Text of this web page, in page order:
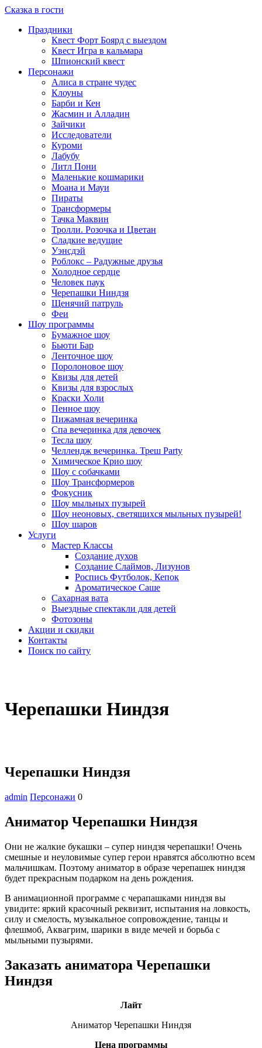
Сказка в гости
Праздники
Квест Форт Боярд с выездом
Квест Игра в кальмара
Шпионский квест
Персонажи
Алиса в стране чудес
Клоуны
Барби и Кен
Жасмин и Алладин
Зайчики
Исследователи
Куроми
Лабубу
Литл Пони
Маленькие кошмарики
Моана и Мауи
Пираты
Трансформеры
Тачка Маквин
Тролли. Розочка и Цветан
Сладкие ведущие
Уэнсдэй
Роблокс – Радужные друзья
Холодное сердце
Человек паук
Черепашки Ниндзя
Щенячий патруль
Феи
Шоу программы
Бумажное шоу
Бьюти Бар
Ленточное шоу
Поролоновое шоу
Квизы для детей
Квизы для взрослых
Краски Холи
Пенное шоу
Пижамная вечеринка
Спа вечеринка для девочек
Тесла шоу
Челлендж вечеринка. Треш Party
Химическое Крио шоу
Шоу с собачками
Шоу Трансформеров
Фокусник
Шоу мыльных пузырей
Шоу неоновых, светящихся мыльных пузырей!
Шоу шаров
Услуги
Мастер Классы
Создание духов
Создание Слаймов, Лизунов
Роспись Футболок, Кепок
Ароматическое Саше
Сахарная вата
Выездные спектакли для детей
Фотозоны
Акции и скидки
Контакты
Поиск по сайту
Черепашки Ниндзя
Черепашки Ниндзя
admin Персонажи 0
Аниматор Черепашки Ниндзя
Они не жалкие букашки – супер ниндзя черепашки! Очень
смешные и неуловимые супер герои нравятся абсолютно всем
мальчишкам. Поэтому аниматор в образе черепашек ниндзя
будет прекрасным подарком на день рождения.
В анимационной программе с черапашками ниндзя вы
увидите: яркий красочный реквизит, испытания на ловкость,
силу и смелость, музыкальное сопровождение, танцы и
флешмоб, Аквагрим, шарики в виде мечей и борьба с
мыльными пузырями.
Заказать аниматора Черепашки
Ниндзя
Лайт
​Аниматор Черепашки Ниндзя
Цена программы